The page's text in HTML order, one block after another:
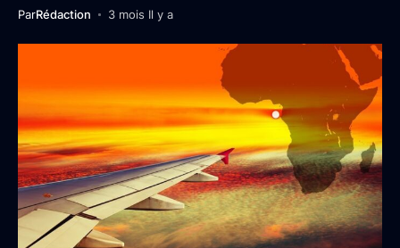
ParRédaction 3 mois Il y a